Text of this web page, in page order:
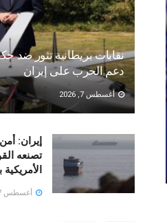
نقابات بريطانية تثور ضد
دعم الحرب على إيران
أغسطس 7, 2026
إيران:
تصنعه
أغسطس 7, 2026